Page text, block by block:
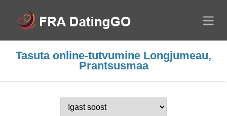
Tasuta online-tutvumine Longjumeau,
Prantsusmaa